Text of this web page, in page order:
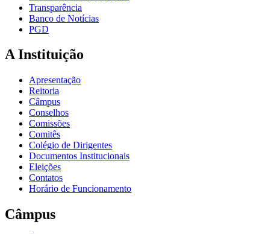
Transparência
Banco de Notícias
PGD
A Instituição
Apresentação
Reitoria
Câmpus
Conselhos
Comissões
Comitês
Colégio de Dirigentes
Documentos Institucionais
Eleições
Contatos
Horário de Funcionamento
Câmpus